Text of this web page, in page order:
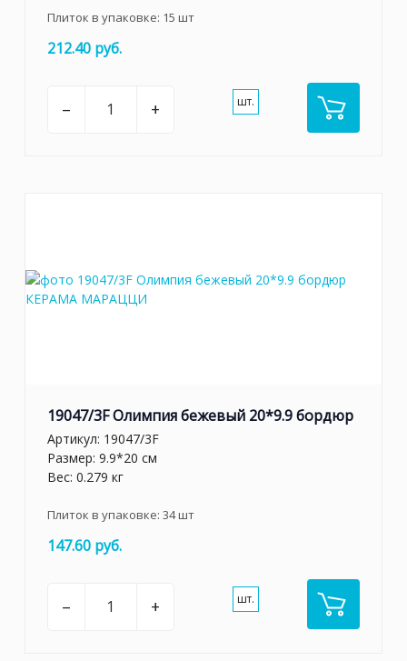
Плиток в упаковке: 15 шт
212.40 руб.
– + шт.
19047/3F Олимпия бежевый 20*9.9 бордюр
Артикул: 19047/3F
Размер: 9.9*20 см
Вес: 0.279 кг
Плиток в упаковке: 34шт
147.60 руб.
– + шт.